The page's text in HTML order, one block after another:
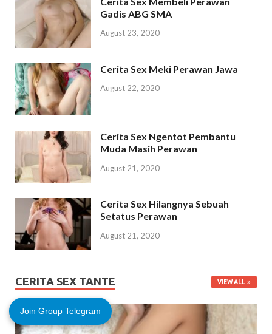
Gadis ABG SMA
August 23, 2020
Cerita Sex Meki Perawan Jawa
August 22, 2020
Cerita Sex Ngentot Pembantu
Muda Masih Perawan
August 21, 2020
Cerita Sex Hilangnya Sebuah
Setatus Perawan
August 21, 2020
CERITA SEX TANTE VIEW ALL
Join Group Telegram